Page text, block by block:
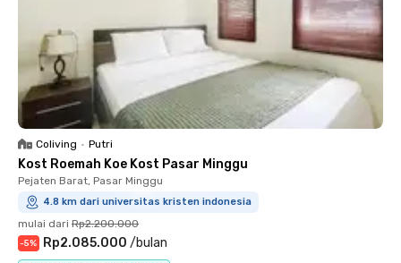
Coliving • Putri
Kost Roemah Koe Kost Pasar Minggu
Pejaten Barat, Pasar Minggu
4.8 km dari universitas kristen indonesia
mulai dari Rp2.200.000
-5% Rp2.085.000 /bulan